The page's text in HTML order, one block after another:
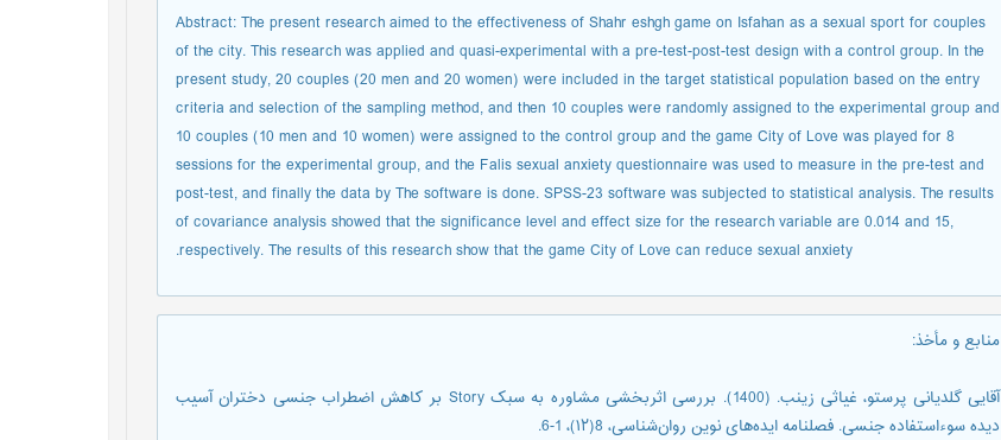
Abstract: The present research aimed to the effectiveness of Shahr eshgh game on Isfahan as a sexual sport for couples
of the city. This research was applied and quasi-experimental with a pre-test-post-test design with a control group. In the
present study, 20 couples (20 men and 20 women) were included in the target statistical population based on the entry
criteria and selection of the sampling method, and then 10 couples were randomly assigned to the experimental group and
10 couples (10 men and 10 women) were assigned to the control group and the game City of Love was played for 8
sessions for the experimental group, and the Falis sexual anxiety questionnaire was used to measure in the pre-test and
post-test, and finally the data by The software is done. SPSS-23 software was subjected to statistical analysis. The results
of covariance analysis showed that the significance level and effect size for the research variable are 0.014 and 15,
respectively. The results of this research show that the game City of Love can reduce sexual anxiety.
منابع و مأخذ:
آقایی گلدیانی پرستو، غیاثی زینب. (1400). بررسی اثربخشی مشاوره به سبک Story بر کاهش اضطراب جنسی دختران آسیب
دیده سوءاستفاده جنسی. فصلنامه ایده‌های نوین روان‌شناسی، 8(۱۲)، 1-6.